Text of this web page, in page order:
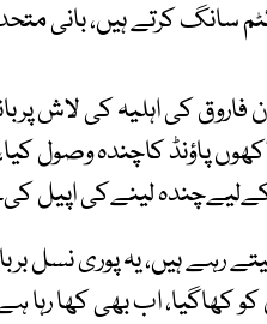
سانگ کرتے ہیں، بانی
فاروق کی اہلیہ کی لاش
پاؤنڈ کاچندہ وصول
کےلیےچندہ لینےکی اپیل
رہے ہیں، یہ پوری نسل
کو کھاگیا، اب بھی کھا